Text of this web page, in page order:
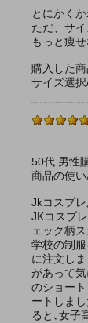
とにかく
ただ、サ
もっと痩せ
購入した商
サイズ選
50代 男性
商品の使
Jkコスプ
JKコスプ
ェック柄
学校の制
に注文し
があって
のショー
ートしま
ると､女子